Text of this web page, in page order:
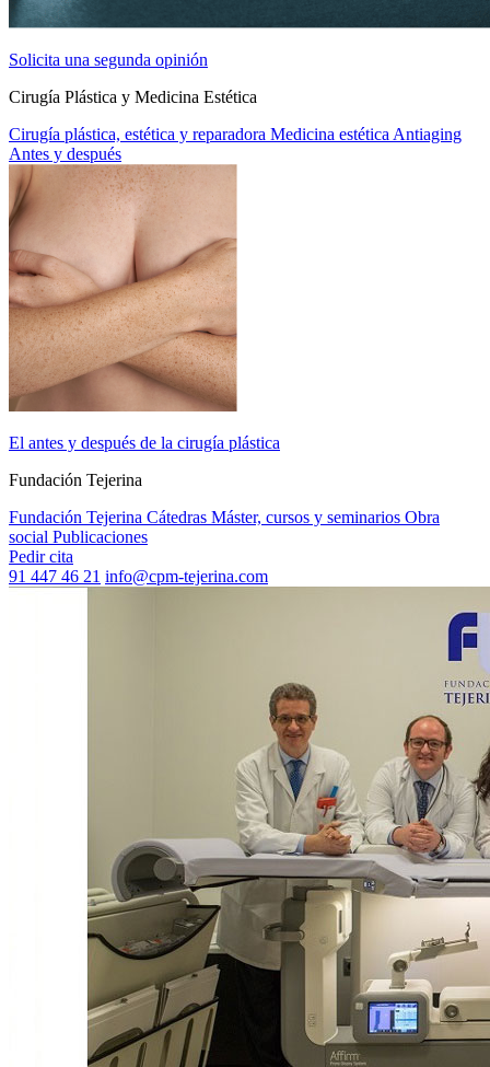
Solicita una segunda opinión
Cirugía Plástica y Medicina Estética
Cirugía plástica, estética y reparadora Medicina estética Antiaging
Antes y después
El antes y después de la cirugía plástica
Fundación Tejerina
Fundación Tejerina Cátedras Máster, cursos y seminarios Obra
social Publicaciones
Pedir cita
91 447 46 21 info@cpm-tejerina.com